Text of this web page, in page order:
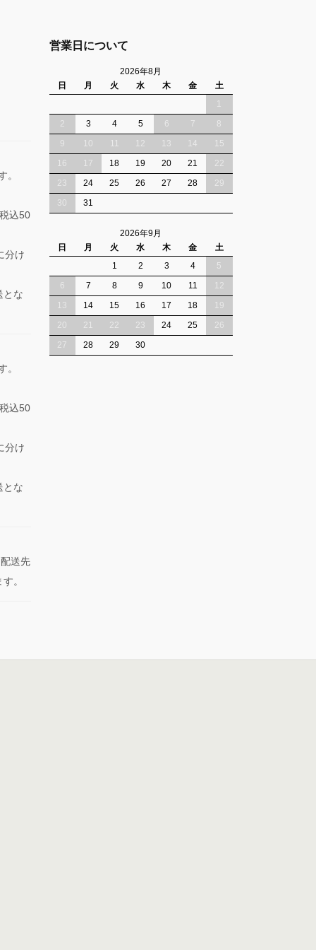
。
込50
分け
とな
。
込50
分け
とな
送先
。
営業日について
2026年8月
日
月 火 水 木 金
土
1
2
3 4 5 6 7
8
9
10 11 12 13 14
15
16
17 18 19 20 21
22
23
24 25 26 27 28
29
30
31
2026年9月
日
月 火 水 木 金
土
1
2 3 4
5
6
7 8 9 10 11
12
13
14 15 16 17 18
19
20
21 22 23 24 25
26
27
28 29 30